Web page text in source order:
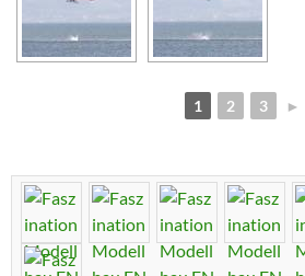
1 2 3 ►